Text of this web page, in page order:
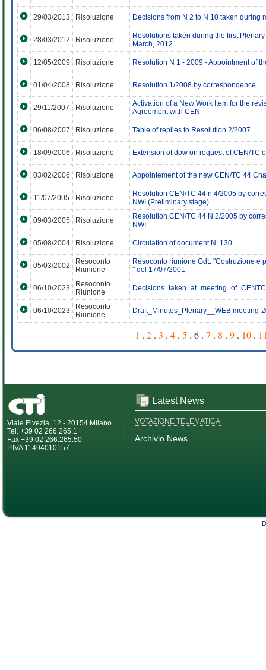
29/03/2013 Risoluzione Decisions from N 2 to N 10 taken
28/03/2012 Risoluzione
Resolutions taken during the first
March, 2012
12/05/2009 Risoluzione Resolution N 1 - 2009 - Appointment of
01/04/2008 Risoluzione Resolution 1/2008 by correspondence
29/11/2007 Risoluzione
Activation of a New Work Item for the
Agreement with CEN ---
06/08/2007 Risoluzione Table of replies to Resolution 2/2007
18/09/2006 Risoluzione Extension of dow on request of CEN/TC
03/02/2006 Risoluzione Appointement of the new CEN/TC 44
11/07/2005 Risoluzione
Resolution CEN/TC 44 n 4/2005 by
NWI (Preliminary stage).
09/03/2005 Risoluzione
Resolution CEN/TC 44 N 2/2005 by
NWI
05/08/2004 Risoluzione Circulation of document N. 130
05/03/2002
Resoconto
Riunione
Resoconto riunione GdL "Costruzione e
" del 17/07/2001
06/10/2023
Resoconto
Riunione
06/10/2023
Resoconto
Riunione
Draft_Minutes_Plenary__WEB meeting-
1 . 2 . 3 . 4 . 5 . 6 . 7 . 8 . 9 . 10 .
Viale Elvezia, 12 - 20154 Milano
Tel. +39 02 266.265.1
Fax +39 02 266.265.50
P.IVA 11494010157
Latest News
VOTAZIONE TELEMATICA
Archivio News